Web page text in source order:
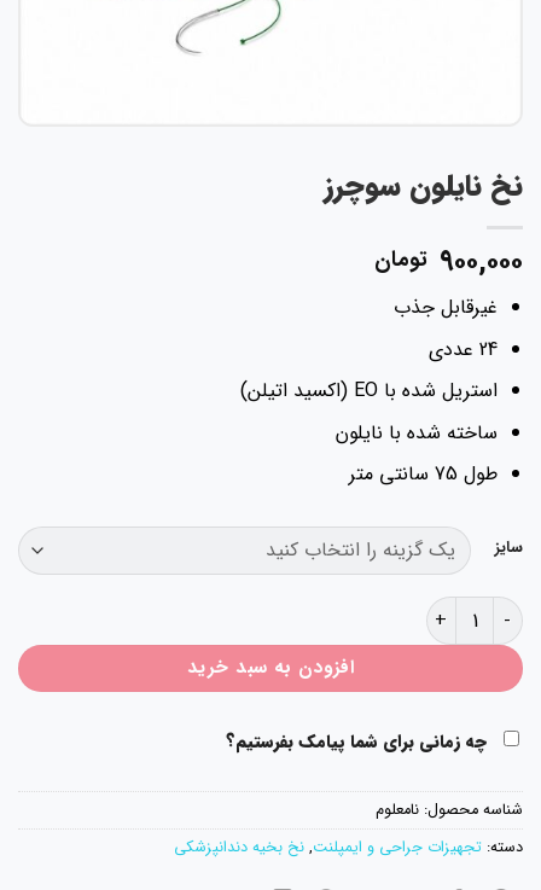
نخ نایلون سوچرز
۹۰۰,۰۰۰ تومان
غیر‌قابل جذب
24 عددی
استریل شده با EO (اکسید اتیلن)
ساخته شده با نایلون
طول 75 سانتی متر
سایز
نخ نایلون سوچرز عدد
افزودن به سبد خرید
چه زمانی برای شما پیامک بفرستیم؟
شناسه محصول: نامعلوم
دسته: تجهیزات جراحی و ایمپلنت, نخ بخیه دندانپزشکی